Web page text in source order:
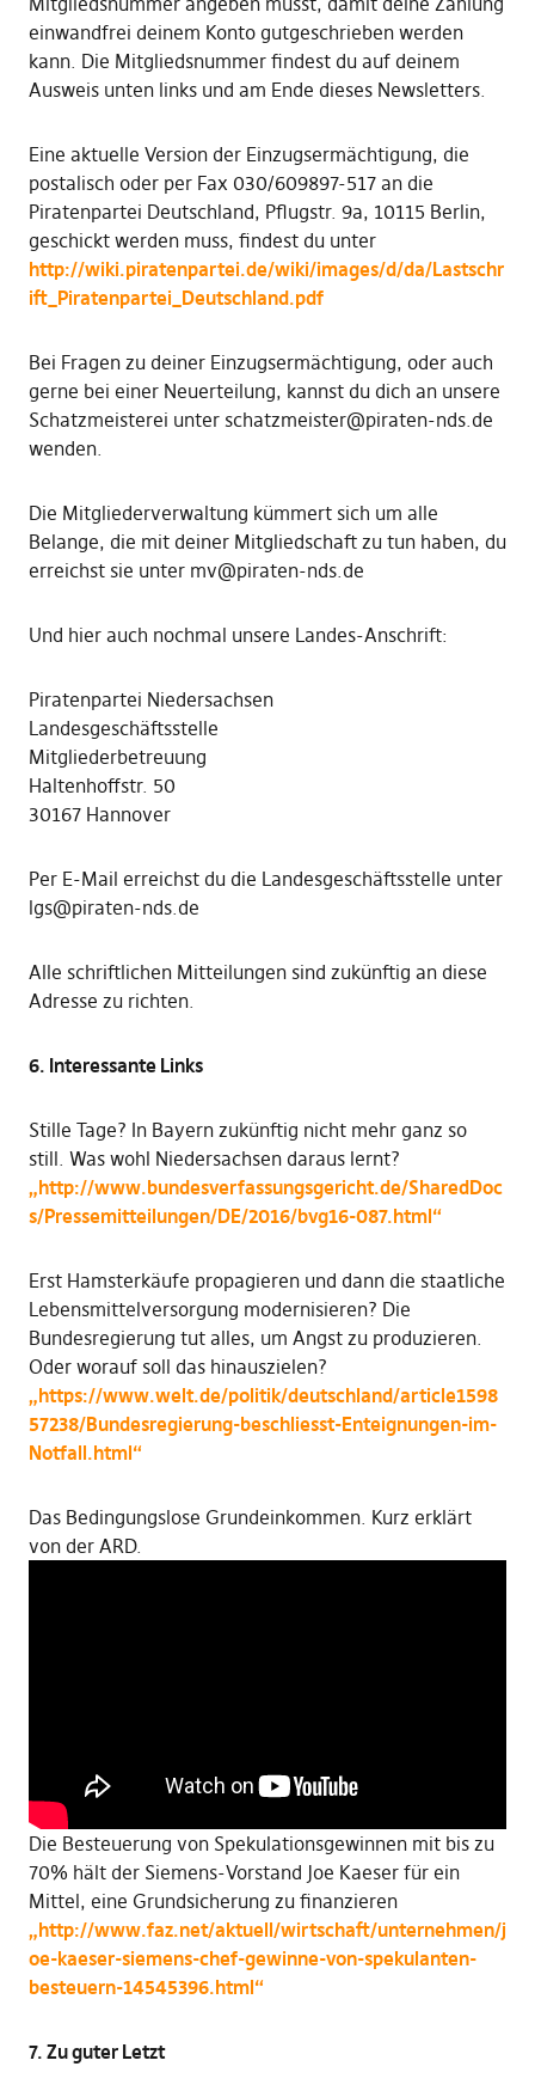
einwandfrei deinem Konto gutgeschrieben werden
kann. Die Mitgliedsnummer findest du auf deinem
Ausweis unten links und am Ende dieses Newsletters.
Eine aktuelle Version der Einzugsermächtigung, die
postalisch oder per Fax 030/609897-517 an die
Piratenpartei Deutschland, Pflugstr. 9a, 10115 Berlin,
geschickt werden muss, findest du unter
http://wiki.piratenpartei.de/wiki/images/d/da/Lastschr
ift_Piratenpartei_Deutschland.pdf
Bei Fragen zu deiner Einzugsermächtigung, oder auch
gerne bei einer Neuerteilung, kannst du dich an unsere
Schatzmeisterei unter schatzmeister@piraten-nds.de
wenden.
Die Mitgliederverwaltung kümmert sich um alle
Belange, die mit deiner Mitgliedschaft zu tun haben, du
erreichst sie unter mv@piraten-nds.de
Und hier auch nochmal unsere Landes-Anschrift:
Piratenpartei Niedersachsen
Landesgeschäftsstelle
Mitgliederbetreuung
Haltenhoffstr. 50
30167 Hannover
Per E-Mail erreichst du die Landesgeschäftsstelle unter
lgs@piraten-nds.de
Alle schriftlichen Mitteilungen sind zukünftig an diese
Adresse zu richten.
6. Interessante Links
Stille Tage? In Bayern zukünftig nicht mehr ganz so
still. Was wohl Niedersachsen daraus lernt?
„http://www.bundesverfassungsgericht.de/SharedDoc
s/Pressemitteilungen/DE/2016/bvg16-087.html“
Erst Hamsterkäufe propagieren und dann die staatliche
Lebensmittelversorgung modernisieren? Die
Bundesregierung tut alles, um Angst zu produzieren.
Oder worauf soll das hinauszielen?
„https://www.welt.de/politik/deutschland/article1598
57238/Bundesregierung-beschliesst-Enteignungen-im-
Notfall.html“
Das Bedingungslose Grundeinkommen. Kurz erklärt
von der ARD.
Die Besteuerung von Spekulationsgewinnen mit bis zu
70% hält der Siemens-Vorstand Joe Kaeser für ein
Mittel, eine Grundsicherung zu finanzieren
„http://www.faz.net/aktuell/wirtschaft/unternehmen/j
oe-kaeser-siemens-chef-gewinne-von-spekulanten-
besteuern-14545396.html“
7. Zu guter Letzt